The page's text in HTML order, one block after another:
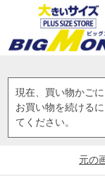
現在、買い物かご
お買い物を続ける
てください。
元の